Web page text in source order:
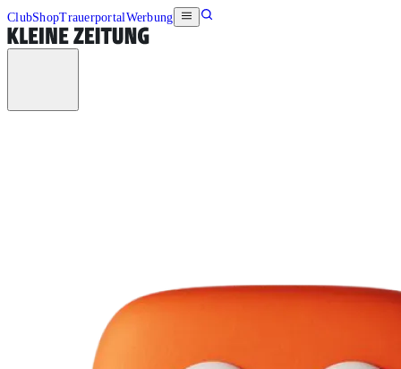
ClubShopTrauerportalWerbung